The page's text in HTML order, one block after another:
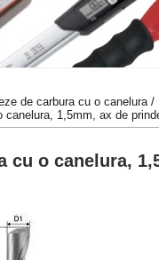
de carbura cu o canelura/
1,5mm, ax de
cu o canelura,